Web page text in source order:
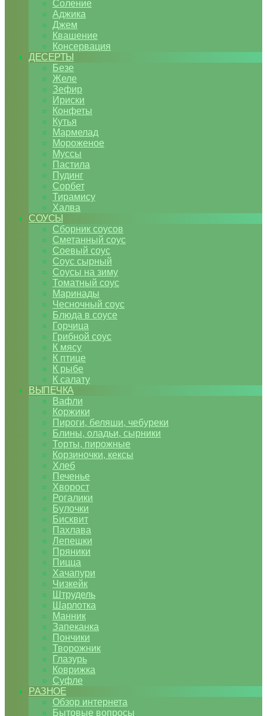
Соление
Аджика
Джем
Квашение
Консервация
ДЕСЕРТЫ
Безе
Желе
Зефир
Ириски
Конфеты
Кутья
Мармелад
Мороженое
Муссы
Пастила
Пудинг
Сорбет
Тирамису
Халва
СОУСЫ
Сборник соусов
Сметанный соус
Соевый соус
Соус сырный
Соусы на зиму
Томатный соус
Маринады
Чесночный соус
Блюда в соусе
Горчица
Грибной соус
К мясу
К птице
К рыбе
К салату
ВЫПЕЧКА
Вафли
Коржики
Пироги, беляши, чебуреки
Блины, оладьи, сырники
Торты, пирожные
Корзиночки, кексы
Хлеб
Печенье
Хворост
Рогалики
Булочки
Бисквит
Пахлава
Лепешки
Пряники
Пицца
Хачапури
Чизкейк
Штрудель
Шарлотка
Манник
Запеканка
Пончики
Творожник
Глазурь
Коврижка
Суфле
РАЗНОЕ
Обзор интернета
Бытовые вопросы